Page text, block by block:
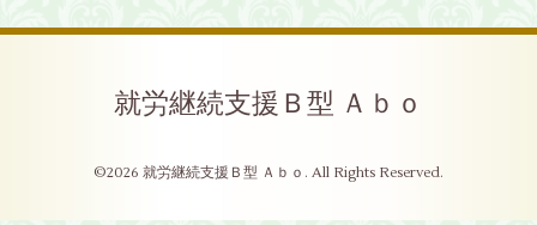
就労継続支援Ｂ型 Ａｂｏ
©2026 就労継続支援Ｂ型 Ａｂｏ . All Rights Reserved.